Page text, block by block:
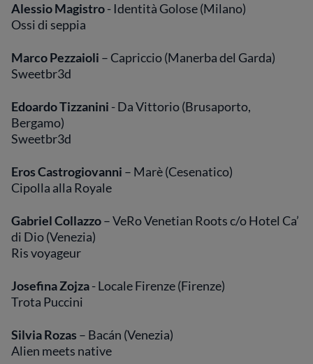
Alessio Magistro- Identità Golose (Milano)
Ossi di seppia
Marco Pezzaioli – Capriccio (Manerba del Garda)
Sweetbr3d
Edoardo Tizzanini - Da Vittorio (Brusaporto,
Bergamo)
Sweetbr3d
Eros Castrogiovanni – Marè (Cesenatico)
Cipolla alla Royale
Gabriel Collazzo– VeRo Venetian Roots c/o Hotel Ca’
di Dio (Venezia)
Ris voyageur
Josefina Zojza- Locale Firenze (Firenze)
Trota Puccini
Silvia Rozas – Bacán (Venezia)
Alien meets native